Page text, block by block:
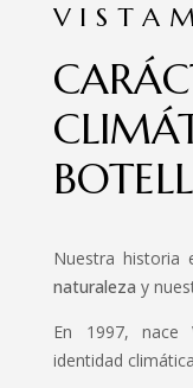
Nuestra historia
naturaleza y
En 1997, nace
identidad